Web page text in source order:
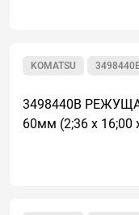
KOMATSU
3498440B
60мм (2;36 x 16;00